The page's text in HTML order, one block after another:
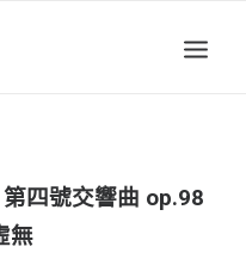
第四號交響曲 op.98
無